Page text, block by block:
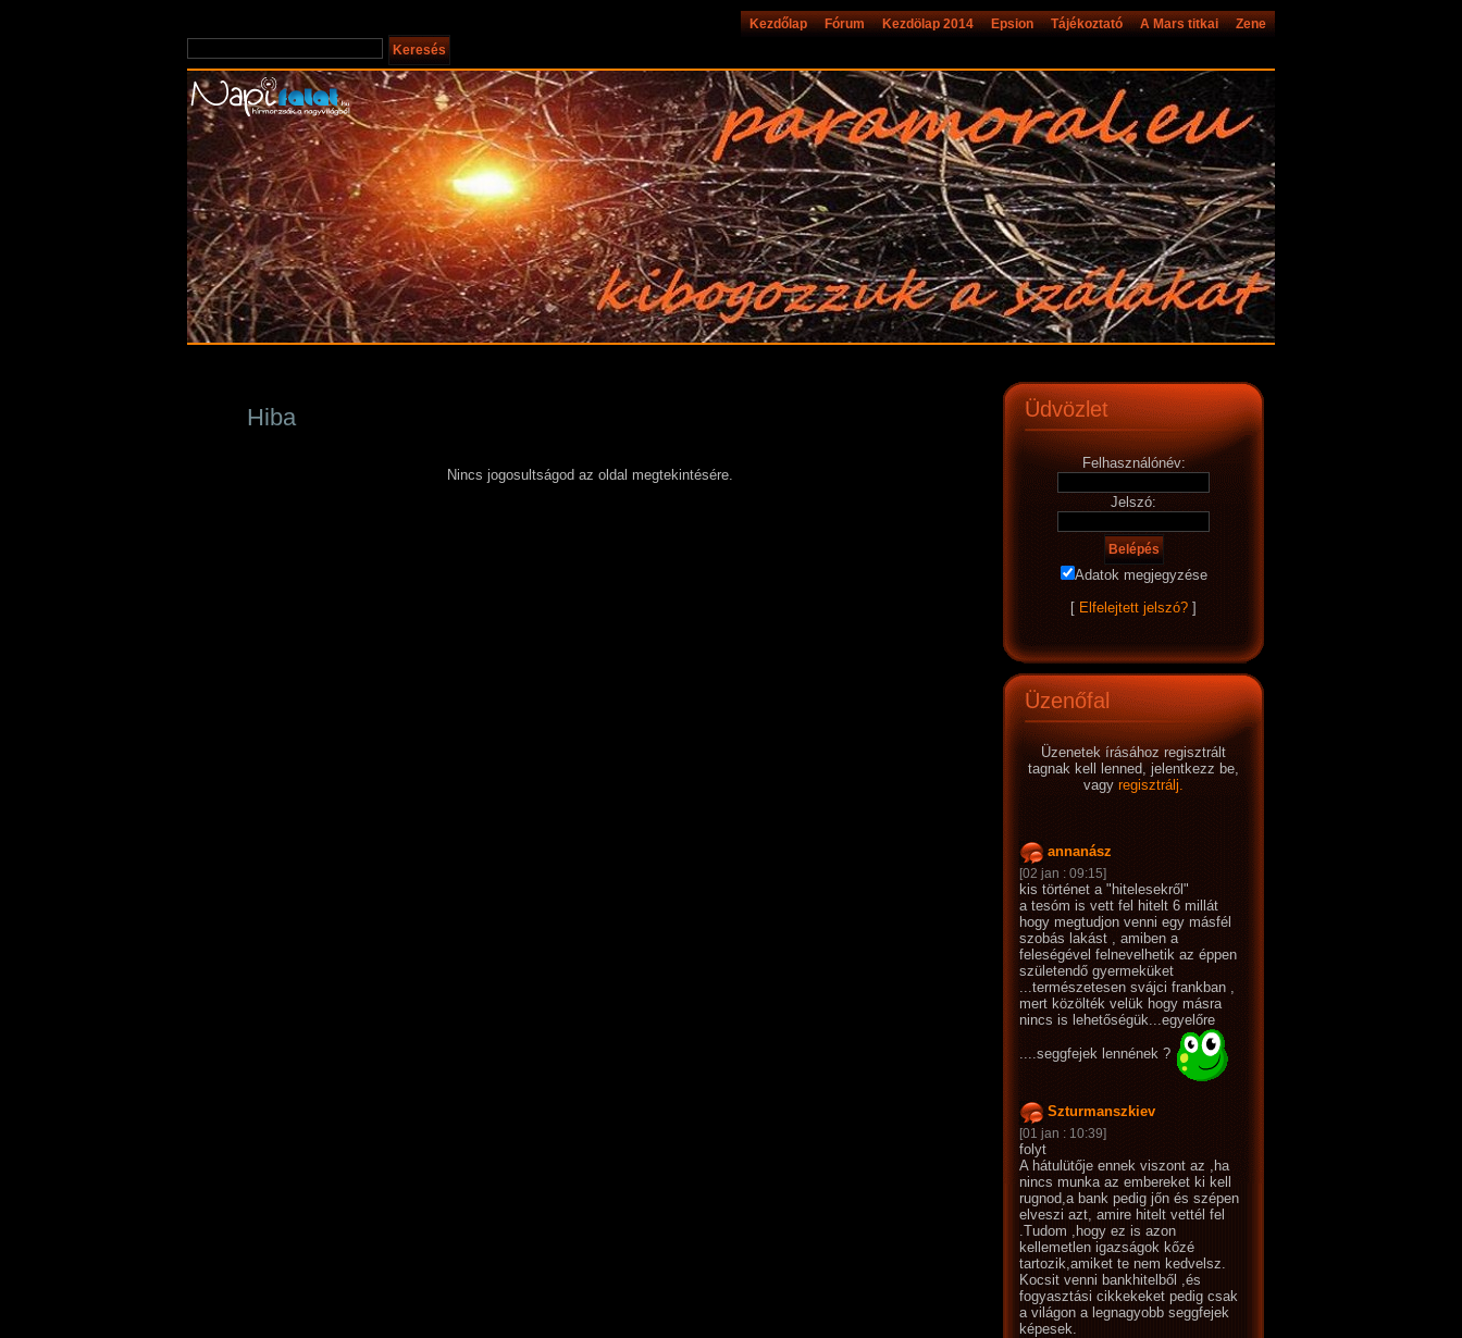
Kezdőlap Fórum Kezdölap 2014 Epsion Tájékoztató A Mars titkai Zene
Hiba
Nincs jogosultságod az oldal megtekintésére.
Üdvözlet
Felhasználónév:
Jelszó:
Adatok megjegyzése
[ Elfelejtett jelszó? ]
Üzenőfal
Üzenetek írásához regisztrált
tagnak kell lenned, jelentkezz be,
vagy regisztrálj.
annanász
[02 jan : 09:15]
kis történet a "hitelesekről"
a tesóm is vett fel hitelt 6 millát
hogy megtudjon venni egy másfél
szobás lakást , amiben a
feleségével felnevelhetik az éppen
születendő gyermeküket
...természetesen svájci frankban ,
mert közölték velük hogy másra
nincs is lehetőségük...egyelőre
....seggfejek lennének ?
Szturmanszkiev
[01 jan : 10:39]
folyt
A hátulütője ennek viszont az ,ha
nincs munka az embereket ki kell
rugnod,a bank pedig jőn és szépen
elveszi azt, amire hitelt vettél fel
.Tudom ,hogy ez is azon
kellemetlen igazságok kőzé
tartozik,amiket te nem kedvelsz.
Kocsit venni bankhitelből ,és
fogyasztási cikkekeket pedig csak
a világon a legnagyobb seggfejek
képesek.